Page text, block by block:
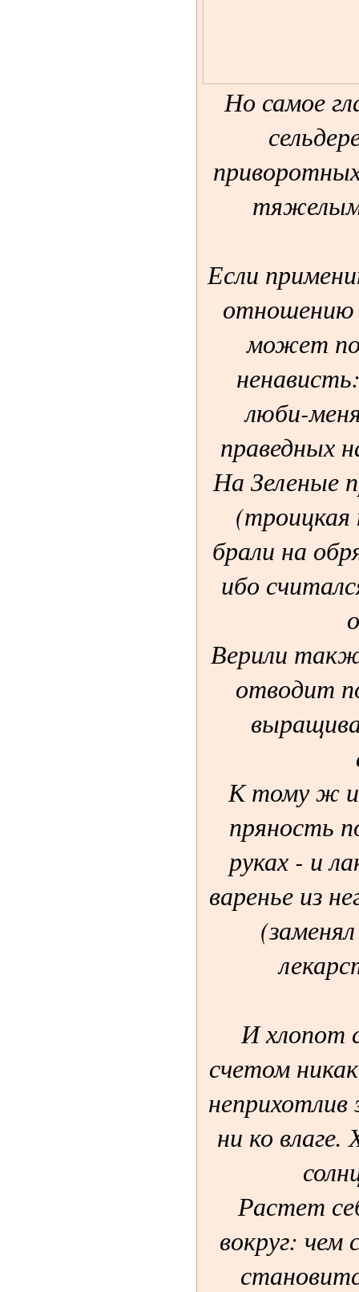
Но самое
Если
отношению
может
люби-
праведных
На Зеленые
(троицкая
брали на
ибо
Верили
отводит
К тому ж и
пряность
руках - и
варенье из
И хлопот
счетом
ни ко влаге.
Растет
вокруг: чем